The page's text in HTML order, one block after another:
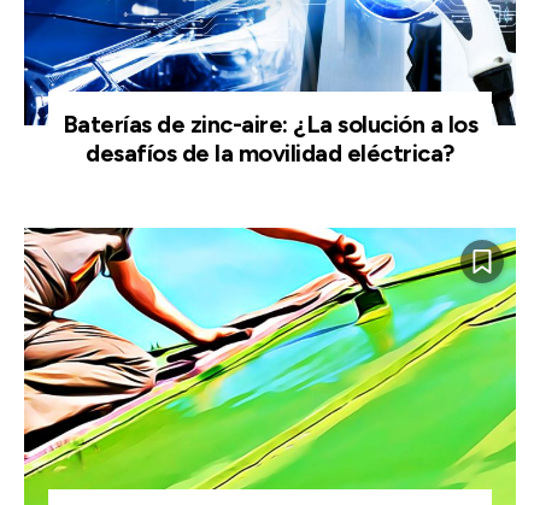
Baterías de zinc-aire: ¿La solución a los
desafíos de la movilidad eléctrica?